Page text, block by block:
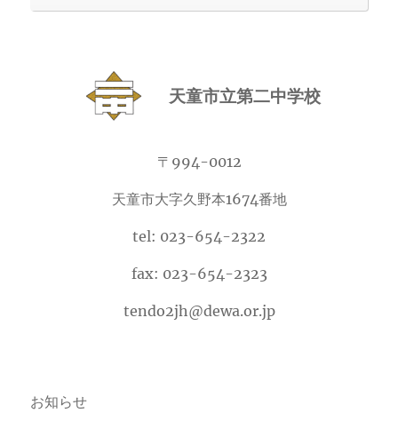
天童市立第二中学校
〒994-0012
天童市大字久野本1674番地
tel: 023-654-2322
fax: 023-654-2323
tendo2jh@dewa.or.jp
お知らせ